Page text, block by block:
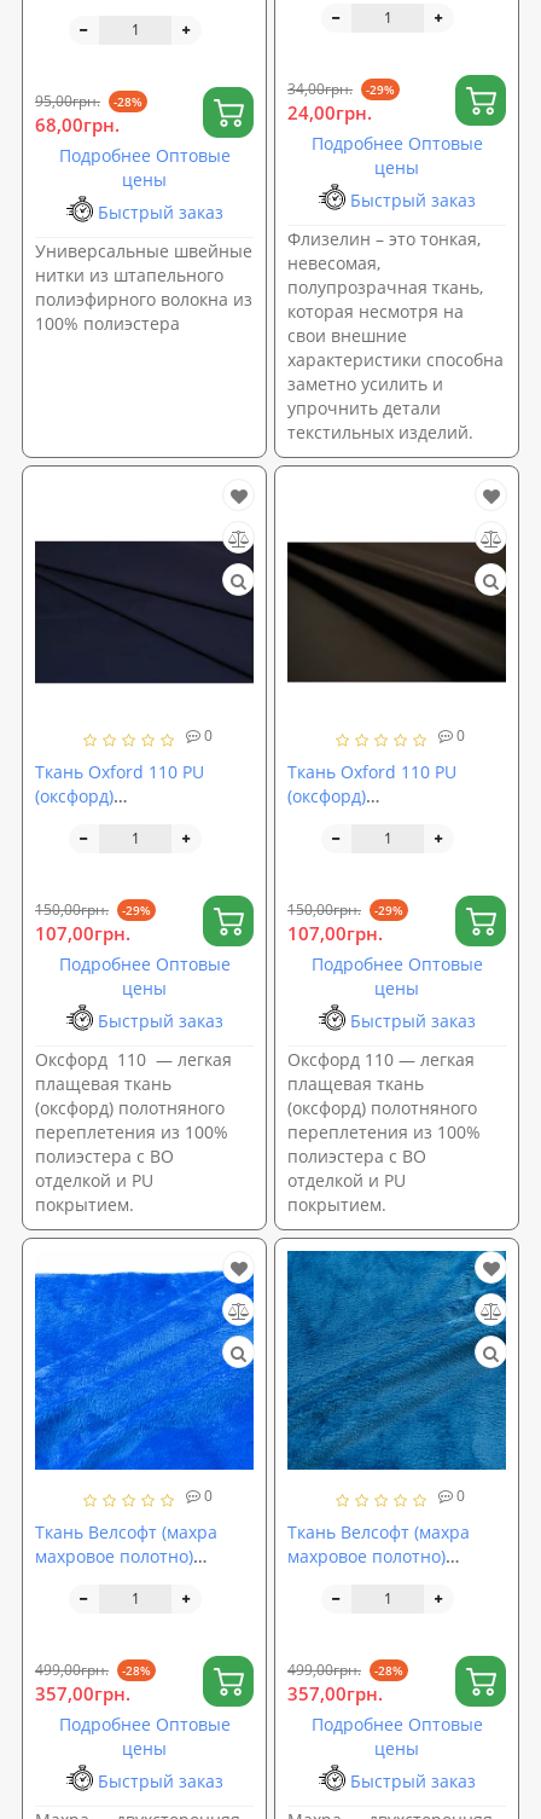
95,00грн. -28%
68,00грн.
Подробнее Оптовые
цены
Быстрый заказ
Универсальные швейные
нитки из штапельного
полиэфирного волокна из
100% полиэстера
плотность 70 г/м2 150 см
34,00грн. -29%
24,00грн.
Подробнее Оптовые
цены
Быстрый заказ
Флизелин – это тонкая,
невесомая,
полупрозрачная ткань,
которая несмотря на
свои внешние
характеристики способна
заметно усилить и
упрочнить детали
текстильных изделий.
0
Ткань Oxford 110 PU
(оксфорд)
100% ПЭ 150см темно-
150,00грн. -29%
107,00грн.
Подробнее Оптовые
цены
Быстрый заказ
Оксфорд 110 — легкая
плащевая ткань
(оксфорд) полотняного
переплетения из 100%
полиэстера с ВО
отделкой и PU
покрытием.
0
Ткань Oxford 110 PU
(оксфорд)
100% ПЭ 150см черный
150,00грн. -29%
107,00грн.
Подробнее Оптовые
цены
Быстрый заказ
Оксфорд 110 — легкая
плащевая ткань
(оксфорд) полотняного
переплетения из 100%
полиэстера с ВО
отделкой и PU
покрытием.
0
Ткань Велсофт (махра
махровое полотно)
однотонная 260г/м2
499,00грн. -28%
357,00грн.
Подробнее Оптовые
цены
Быстрый заказ
0
Ткань Велсофт (махра
махровое полотно)
однотонная 260г/м2
бирюзовый (TK-0084)
499,00грн. -28%
357,00грн.
Подробнее Оптовые
цены
Быстрый заказ